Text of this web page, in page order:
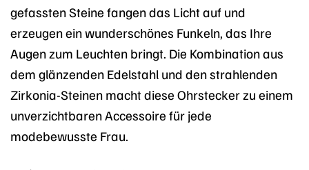
gefassten Steine fangen das Licht auf und
erzeugen ein wunderschönes Funkeln, das Ihre
Augen zum Leuchten bringt. Die Kombination aus
dem glänzenden Edelstahl und den strahlenden
Zirkonia-Steinen macht diese Ohrstecker zu einem
unverzichtbaren Accessoire für jede
modebewusste Frau.